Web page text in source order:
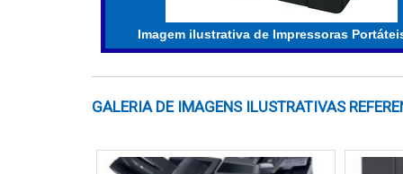
A duração da bateria é um fator crucial,
casa. Algumas impressoras oferecem até
impressora possui uma bateria
devem ser considerados; modelos
transportar. Além disso, analise se você
Avalie as funções adicionais que a melhor
Imagem ilustrativa de Impressoras
GALERIA DE IMAGENS ILUSTRATIVAS